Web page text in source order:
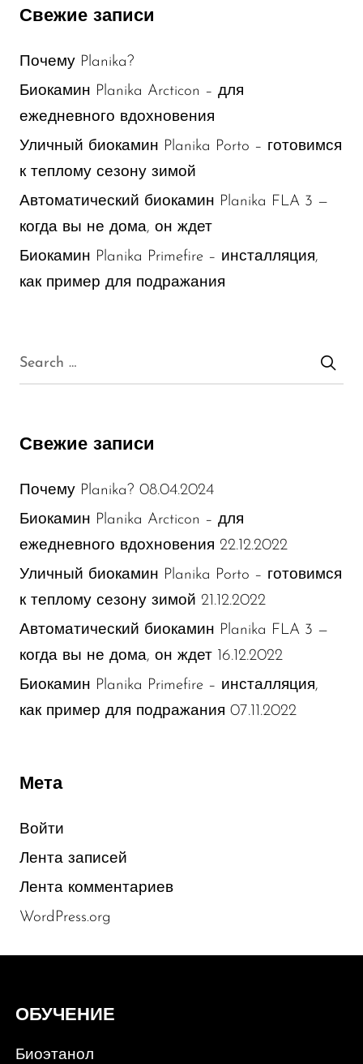
Свежие записи
Почему Planika?
Биокамин Planika Arcticon – для
ежедневного вдохновения
Уличный биокамин Planika Porto – готовимся
к теплому сезону зимой
Автоматический биокамин Planika FLA 3 —
когда вы не дома, он ждет
Биокамин Planika Primefire – инсталляция,
как пример для подражания
Свежие записи
Почему Planika? 08.04.2024
Биокамин Planika Arcticon – для
ежедневного вдохновения 22.12.2022
Уличный биокамин Planika Porto – готовимся
к теплому сезону зимой 21.12.2022
Автоматический биокамин Planika FLA 3 —
когда вы не дома, он ждет 16.12.2022
Биокамин Planika Primefire – инсталляция,
как пример для подражания 07.11.2022
Мета
Войти
Лента записей
Лента комментариев
WordPress.org
ОБУЧЕНИЕ
Биоэтанол